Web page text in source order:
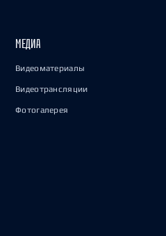
МЕДИА
Видеоматериалы
Видеотрансляции
Фотогалерея